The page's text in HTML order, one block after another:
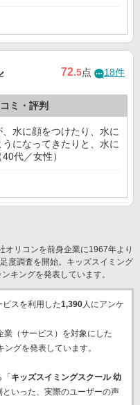
72.5点 18件
ミ・評判
水に顔をつけたり、水に
になってきたりと、水に
代／女性）
オリコンを前身企業に1967年より
度調査を開始。キッズスイミング
キングを発表しています。
スを利用した1,390人にアンケ
業（サービス）を対象にした
ングを発表しています。
キッズスイミングスクール 幼
いった、実際のユーザーの声